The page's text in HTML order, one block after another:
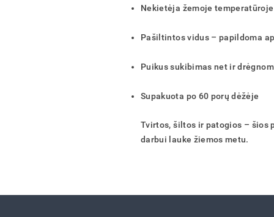
Nekietėja žemoje temperatūroje
Pašiltintos vidus – papildoma
Puikus sukibimas net ir
Supakuota po 60 porų dėžėje
Tvirtos, šiltos ir patogios – šios
darbui lauke žiemos metu.